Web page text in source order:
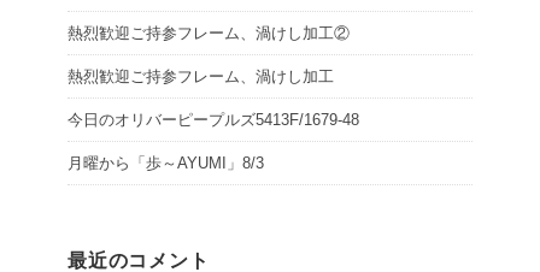
熱烈歓迎ご持参フレーム、渦けし加工②
熱烈歓迎ご持参フレーム、渦けし加工
今日のオリバーピープルズ5413F/1679-48
月曜から「歩～AYUMI」8/3
最近のコメント